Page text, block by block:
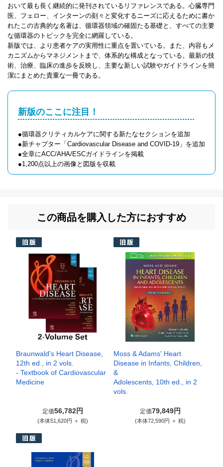
おいて最も長く継続的に発刊されているリファレンスである。心臓専門
医、フェロー、インターンの刻々と変化するニーズに応えるために書か
れたこの古典的な名著は、循環器領域の確固たる基礎と、すべての主要
な循環器のトピックを完全に網羅している。
新版では、より患者ケアの実用性に重点を置いている。また、内容もメ
カニズムからマネジメントまで、体系的な構成となっている。最新の技
術、治療、臨床の進歩を反映し、主要な新しい試験やガイドラインを簡
潔にまとめた貴重な一冊である。
新版のここに注目！
●循環器クリティカルケアに関する新たなセクションを追加
●新チャプター「Cardiovascular Disease and COVID-19」を追加
●全章にACC/AHA/ESCガイドラインを掲載
●1,200点以上の画像と図版を収載
この商品を購入した方におすすめ
Braunwald's Heart Disease,
12th ed., in 2 vols.
- Textbook of Cardiovascular
Medicine
定価56,782円
(本体51,620円 ＋ 税)
Moss & Adams' Heart
Disease in Infants, Children,
&
Adolescents, 10th ed., in 2
vols.
定価79,849円
(本体72,590円 ＋ 税)